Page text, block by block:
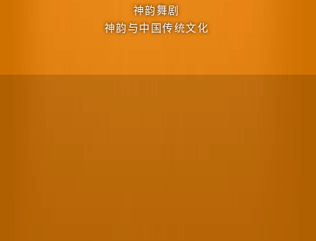
神韵舞剧
神韵与中国传统文化